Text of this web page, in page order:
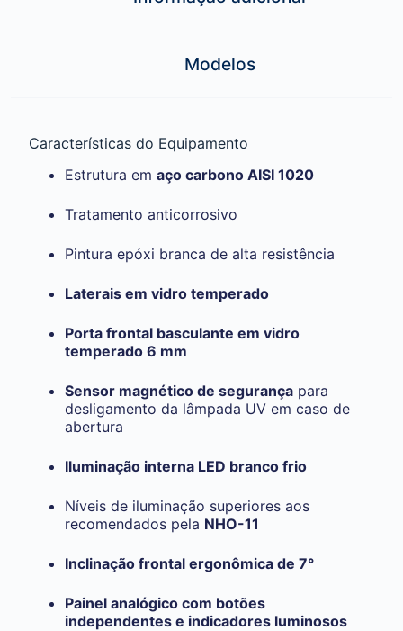
Modelos
Características do Equipamento
Estrutura em aço carbono AISI 1020
Tratamento anticorrosivo
Pintura epóxi branca de alta resistência
Laterais em vidro temperado
Porta frontal basculante em vidro
temperado 6 mm
Sensor magnético de segurança para
desligamento da lâmpada UV em caso de
abertura
Iluminação interna LED branco frio
Níveis de iluminação superiores aos
recomendados pela NHO-11
Inclinação frontal ergonômica de 7°
Painel analógico com botões
independentes e indicadores luminosos